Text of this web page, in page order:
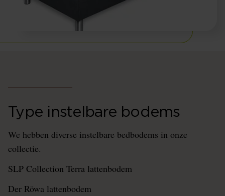
Type instelbare bodems
We hebben diverse instelbare bedbodems in onze
collectie.
SLP Collection Terra lattenbodem
Der Röwa lattenbodem